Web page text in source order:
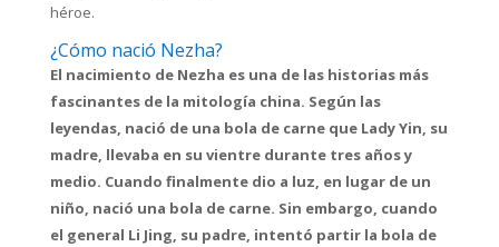
héroe.
¿Cómo nació Nezha?
El nacimiento de Nezha es una de las historias más
fascinantes de la mitología china. Según las
leyendas, nació de una bola de carne que Lady Yin, su
madre, llevaba en su vientre durante tres años y
medio. Cuando finalmente dio a luz, en lugar de un
niño, nació una bola de carne. Sin embargo, cuando
el general Li Jing, su padre, intentó partir la bola de